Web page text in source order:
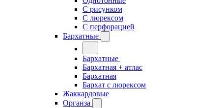
С рисунком
С люрексом
С перфорацией
Бархатные
Бархатные
Бархатная + атлас
Бархатная
Бархат с люрексом
Жаккардовые
Органза